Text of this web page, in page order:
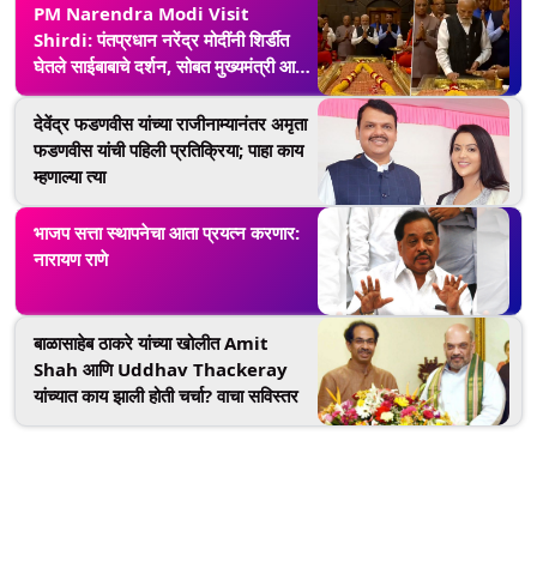
PM Narendra Modi Visit
Shirdi: पंतप्रधान नरेंद्र मोदींनी शिर्डीत
घेतले साईबाबाचे दर्शन, सोबत मुख्यमंत्री आणि
उपमुख्यमंत्र्यांनी दाखवली उपस्थिती
देवेंद्र फडणवीस यांच्या राजीनाम्यानंतर अमृता
फडणवीस यांची पहिली प्रतिक्रिया; पाहा काय
म्हणाल्या त्या
भाजप सत्ता स्थापनेचा आता प्रयत्न करणार:
नारायण राणे
बाळासाहेब ठाकरे यांच्या खोलीत Amit
Shah आणि Uddhav Thackeray
यांच्यात काय झाली होती चर्चा? वाचा सविस्तर